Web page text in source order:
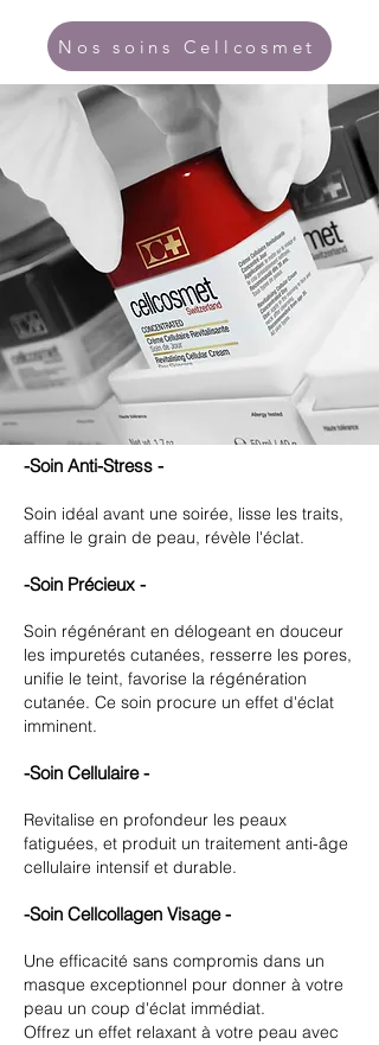
Nos soins Cellcosmet
-Soin Anti-Stress -
Soin idéal avant une soirée, lisse les traits,
affine le grain de peau, révèle l'éclat.
-Soin Précieux -
Soin régénérant en délogeant en douceur
les impuretés cutanées, resserre les pores,
unifie le teint, favorise la régénération
cutanée. Ce soin procure un effet d'éclat
imminent.
-Soin Cellulaire -
Revitalise en profondeur les peaux
fatiguées, et produit un traitement anti-âge
cellulaire intensif et durable.
-Soin Cellcollagen Visage -
Une efficacité sans compromis dans un
masque exceptionnel pour donner à votre
peau un coup d'éclat immédiat.
Offrez un effet relaxant à votre peau avec